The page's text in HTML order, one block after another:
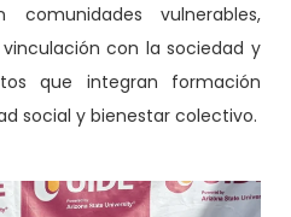
vulnerables,
con la sociedad y
que integran formación
social y bienestar colectivo.